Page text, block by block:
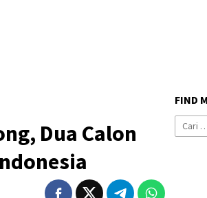
Dua Calon
FIND
Cari
untuk: